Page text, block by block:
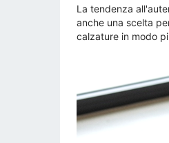
La tendenza
anche una scelta
calzature in modo